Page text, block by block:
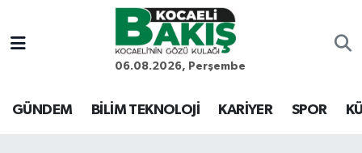
06.08.2026, Perşembe
GÜNDEM BİLİM TEKNOLOJİ KARİYER SPOR
Kocaeli Nöbetçi Eczaneler
Kocaeli Hava Durumu